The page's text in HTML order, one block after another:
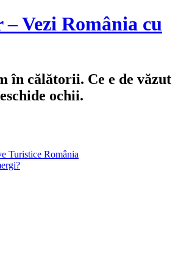
Vezi România cu
în călătorii. Ce e de văzut
ochii.
Turistice România